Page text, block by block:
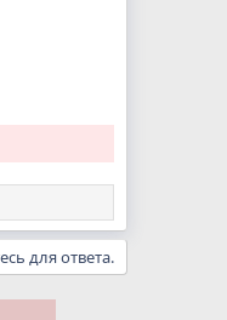
для ответа.